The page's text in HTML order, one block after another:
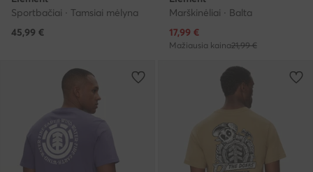
Sportbačiai · Tamsiai mėlyna
45,99 €
Marškinėliai · Balta
Dabartinė kaina
17,99 €
Mažiausia kaina21,99 €